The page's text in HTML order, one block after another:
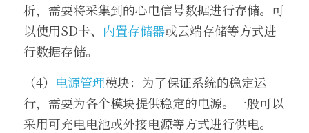
析，需要将采集到的心电信号数据进行存储。可
以使用SD卡、 内置存储器或云端存储等方式进
行数据存储。
（4） 电源管理模块：为了保证系统的稳定运
行，需要为各个模块提供稳定的电源。一般可以
采用可充电电池或外接电源等方式进行供电。